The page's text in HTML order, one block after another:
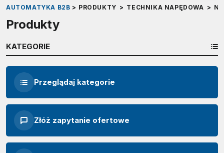
AUTOMATYKA B2B > PRODUKTY > TECHNIKA NAPĘDOWA >
Produkty
KATEGORIE
Przeglądaj kategorie
Złóż zapytanie ofertowe